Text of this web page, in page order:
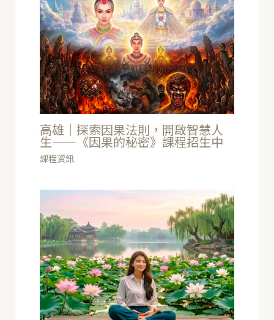
高雄｜探索因果法則，開啟智慧人
生——《因果的秘密》課程招生中
課程資訊